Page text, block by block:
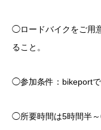
◯ロードバイクをご用
ること。
◯参加条件：bikeport
◯所要時間は5時間半～